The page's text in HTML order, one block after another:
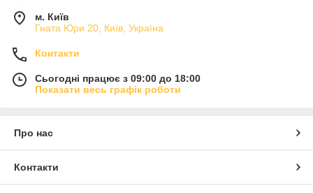
м. Київ
Гната Юри 20, Київ, Україна
Контакти
Сьогодні працює з 09:00 до 18:00
Показати весь графік роботи
Про нас
Контакти